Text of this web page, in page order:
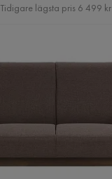
Pris
Tidigare lägsta pris 6 499 kr